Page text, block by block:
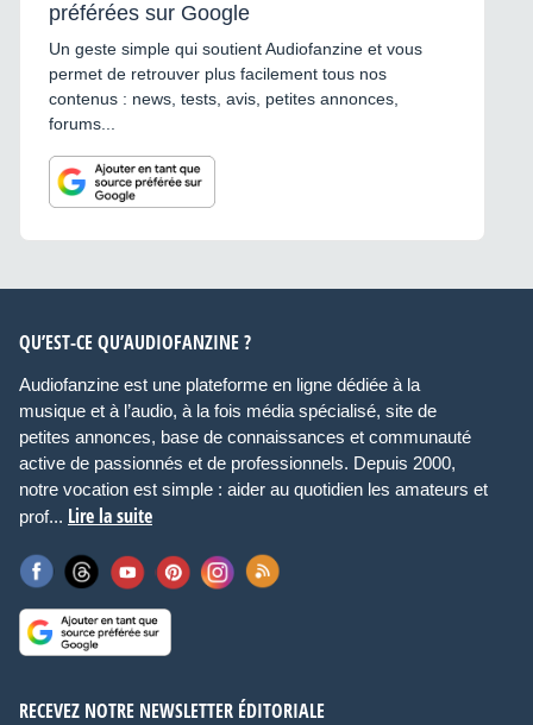
préférées sur Google
Un geste simple qui soutient Audiofanzine et vous
permet de retrouver plus facilement tous nos
contenus : news, tests, avis, petites annonces,
forums...
QU’EST-CE QU’AUDIOFANZINE ?
Audiofanzine est une plateforme en ligne dédiée à la
musique et à l’audio, à la fois média spécialisé, site de
petites annonces, base de connaissances et communauté
active de passionnés et de professionnels. Depuis 2000,
notre vocation est simple : aider au quotidien les amateurs et
prof... Lire la suite
RECEVEZ NOTRE NEWSLETTER ÉDITORIALE